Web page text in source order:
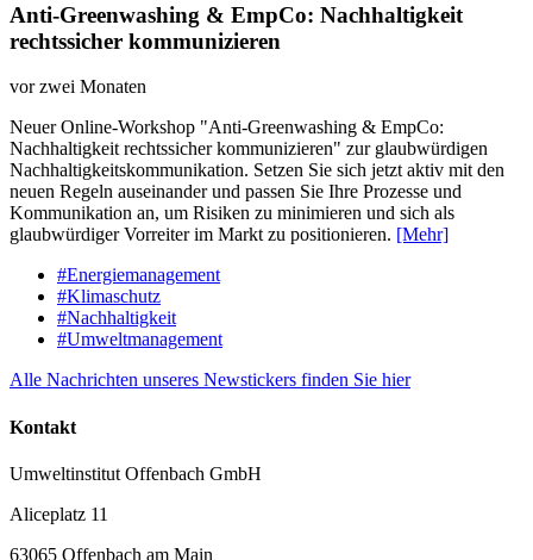
Anti-Greenwashing & EmpCo: Nachhaltigkeit
rechtssicher kommunizieren
vor zwei Monaten
Neuer Online-Workshop "Anti-Greenwashing & EmpCo:
Nachhaltigkeit rechtssicher kommunizieren" zur glaubwürdigen
Nachhaltigkeitskommunikation. Setzen Sie sich jetzt aktiv mit den
neuen Regeln auseinander und passen Sie Ihre Prozesse und
Kommunikation an, um Risiken zu minimieren und sich als
glaubwürdiger Vorreiter im Markt zu positionieren. [Mehr]
#Energiemanagement
#Klimaschutz
#Nachhaltigkeit
#Umweltmanagement
Alle Nachrichten unseres Newstickers finden Sie hier
Kontakt
Umweltinstitut Offenbach GmbH
Aliceplatz 11
63065 Offenbach am Main